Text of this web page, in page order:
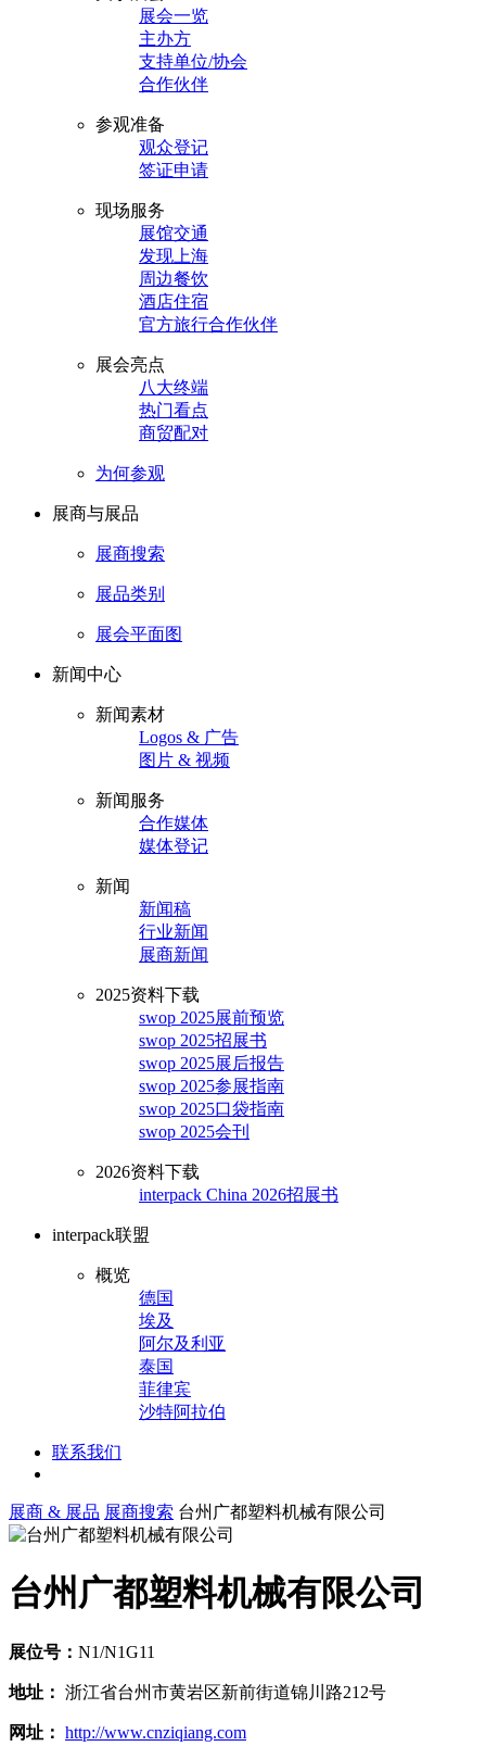
展会一览
主办方
支持单位/协会
合作伙伴
参观准备
观众登记
签证申请
现场服务
展馆交通
发现上海
周边餐饮
酒店住宿
官方旅行合作伙伴
展会亮点
八大终端
热门看点
商贸配对
为何参观
展商与展品
展商搜索
展品类别
展会平面图
新闻中心
新闻素材
Logos & 广告
图片 & 视频
新闻服务
合作媒体
媒体登记
新闻
新闻稿
行业新闻
展商新闻
2025资料下载
swop 2025展前预览
swop 2025招展书
swop 2025展后报告
swop 2025参展指南
swop 2025口袋指南
swop 2025会刊
2026资料下载
interpack China 2026招展书
interpack联盟
概览
德国
埃及
阿尔及利亚
泰国
菲律宾
沙特阿拉伯
联系我们
展商 & 展品 展商搜索 台州广都塑料机械有限公司
台州广都塑料机械有限公司
展位号： N1/N1G11
地址： 浙江省台州市黄岩区新前街道锦川路212号
网址： http://www.cnziqiang.com